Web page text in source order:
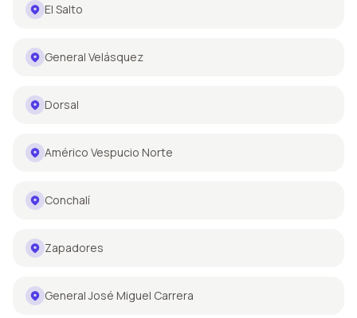
El Salto
General Velásquez
Dorsal
Américo Vespucio Norte
Conchalí
Zapadores
General José Miguel Carrera